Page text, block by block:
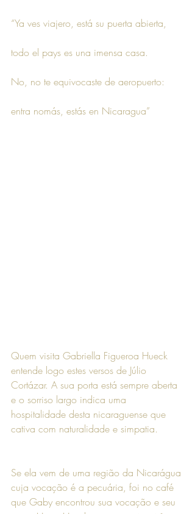
“Ya ves viajero, está su puerta abierta,
todo el pays es una imensa casa.
No, no te equivocaste de aeropuerto:
entra nomás, estás en Nicaragua”
Quem visita Gabriella Figueroa Hueck
entende logo estes versos de Júlio
Cortázar. A sua porta está sempre aberta
e o sorriso largo indica uma
hospitalidade desta nicaraguense que
cativa com naturalidade e simpatia.
Se ela vem de uma região da Nicarágua
cuja vocação é a pecuária, foi no café
que Gaby encontrou sua vocação e seu